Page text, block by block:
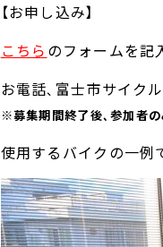
【お申し込み】
こちら のフォームを記
お電話、富士市サイク
※募集期間終了後、参加者
使用するバイクの一例